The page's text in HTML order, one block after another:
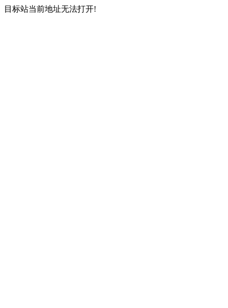
目标站当前地址无法打开!